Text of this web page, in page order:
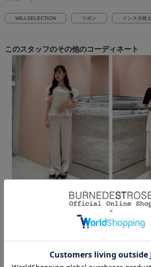
WILLSELECTION リボン インスタ映え
このスタッフのその他のコーディネート